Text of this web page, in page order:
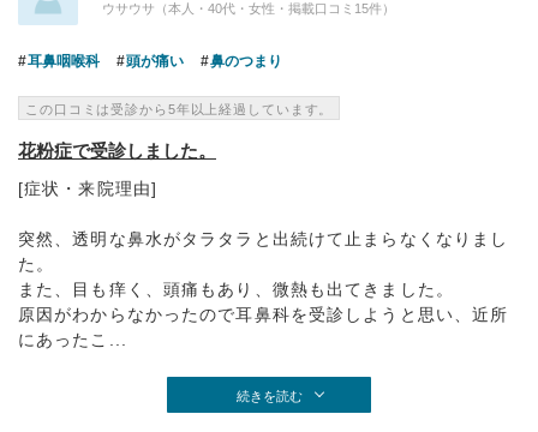
ウサウサ（本人・40代・女性・掲載口コミ15件）
耳鼻咽喉科 頭が痛い 鼻のつまり
この口コミは受診から5年以上経過しています。
花粉症で受診しました。
[症状・来院理由]
突然、透明な鼻水がタラタラと出続けて止まらなくなりまし
た。
また、目も痒く、頭痛もあり、微熱も出てきました。
原因がわからなかったので耳鼻科を受診しようと思い、近所
にあったこ...
続きを読む